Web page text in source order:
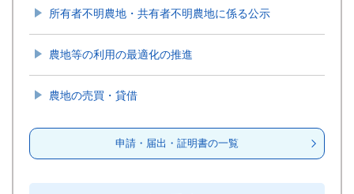
所有者不明農地・共有者不明農地に係る公示
農地等の利用の最適化の推進
農地の売買・貸借
申請・届出・証明書の一覧